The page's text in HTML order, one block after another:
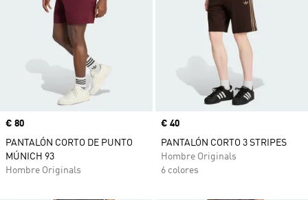
Precio
€ 80
PANTALÓN CORTO DE PUNTO
MÚNICH 93
Hombre Originals
Precio
€ 40
PANTALÓN CORTO 3 STRIPES
Hombre Originals
6 colores